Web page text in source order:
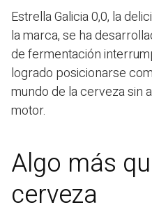
Estrella Galicia 0,0, la
la marca, se ha
de fermentación
logrado posicionarse
mundo de la cerveza sin
motor.
Algo más
cerveza